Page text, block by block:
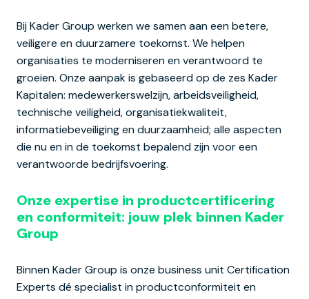
Bij Kader Group werken we samen aan een betere,
veiligere en duurzamere toekomst. We helpen
organisaties te moderniseren en verantwoord te
groeien. Onze aanpak is gebaseerd op de zes Kader
Kapitalen: medewerkerswelzijn, arbeidsveiligheid,
technische veiligheid, organisatiekwaliteit,
informatiebeveiliging en duurzaamheid; alle aspecten
die nu en in de toekomst bepalend zijn voor een
verantwoorde bedrijfsvoering.
Onze expertise in productcertificering
en conformiteit: jouw plek binnen Kader
Group
Binnen Kader Group is onze business unit Certification
Experts dé specialist in productconformiteit en